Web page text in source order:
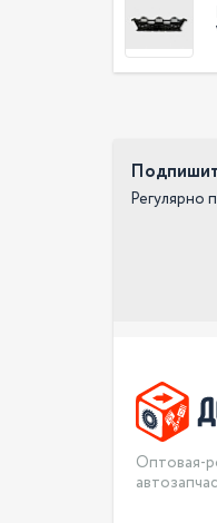
Регулярно
Оптовая-